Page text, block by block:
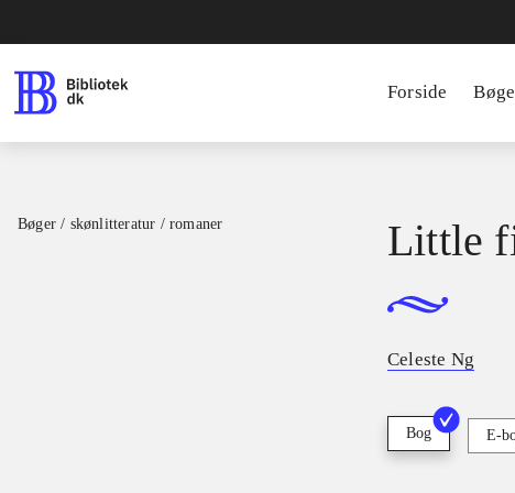
Forside
Bøger / skønlitteratur / romaner Little
Celeste Ng
Bog E-